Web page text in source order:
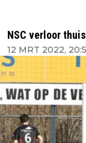
NSC verloor
12 MRT 2022,